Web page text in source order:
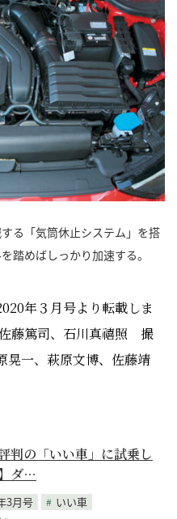
る「気筒休止システム」を搭
踏めばしっかり加速する。
年３月号より転載しま
藤篤司、石川真禧照 撮
晃一、萩原文博、佐藤靖
判の「いい車」に試乗し
ダ…
3月号
いい車